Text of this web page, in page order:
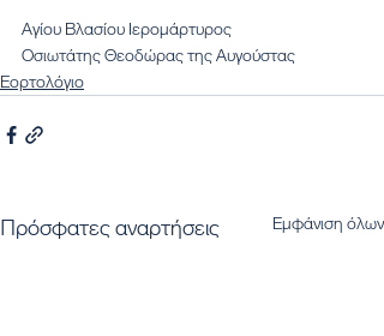
Αγίου Βλασίου Ιερομάρτυρος
Οσιωτάτης Θεοδώρας της Αυγούστας
Εορτολόγιο
Πρόσφατες αναρτήσεις Εμφάνιση όλων